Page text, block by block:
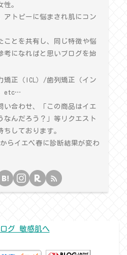
。
トピーに悩まされ肌にコン
とを共有し、同じ特徴や悩
考になればと思いブログを始
正（ICL）/歯列矯正（イン
etc…
合わせ、「この商品はイエ
なんだろう？」等リクエスト
ちしております。
らイエベ春に診断結果が変わ